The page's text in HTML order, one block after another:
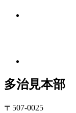
多治見本部
〒507-0025